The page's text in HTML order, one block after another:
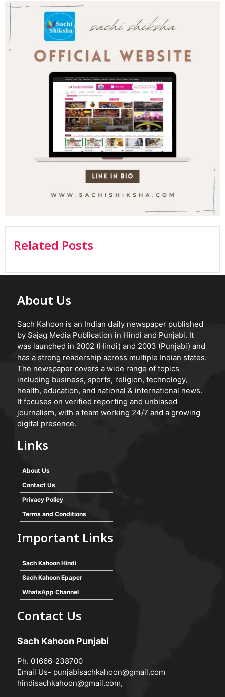
Related Posts
About Us
Sach Kahoon is an Indian daily newspaper published
by Sajag Media Publication in Hindi and Punjabi. It
was launched in 2002 (Hindi) and 2003 (Punjabi) and
has a strong readership across multiple Indian states.
The newspaper covers a wide range of topics
including business, sports, religion, technology,
health, education, and national & international news.
It focuses on verified reporting and unbiased
journalism, with a team working 24/7 and a growing
digital presence.
Links
About Us
Contact Us
Privacy Policy
Terms and Conditions
Important Links
Sach Kahoon Hindi
Sach Kahoon Epaper
WhatsApp Channel
Contact Us
Sach Kahoon Punjabi
Ph. 01666-238700
Email Us- punjabisachkahoon@gmail.com
hindisachkahoon@gmail.com,